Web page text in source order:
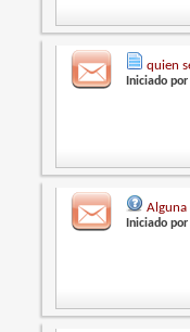
quien
Iniciado por
Iniciado